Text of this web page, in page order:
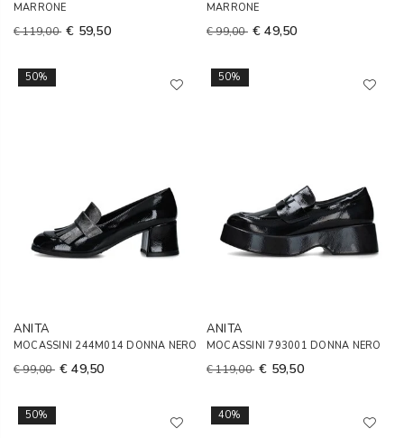
MARRONE
€ 119,00 € 59,50
MARRONE
€ 99,00 € 49,50
50%
ANITA
MOCASSINI 244M014 DONNA NERO
€ 99,00 € 49,50
50%
ANITA
MOCASSINI 793001 DONNA NERO
€ 119,00 € 59,50
50% 40%